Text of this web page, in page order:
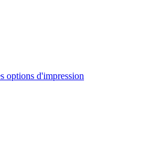
options d'impression